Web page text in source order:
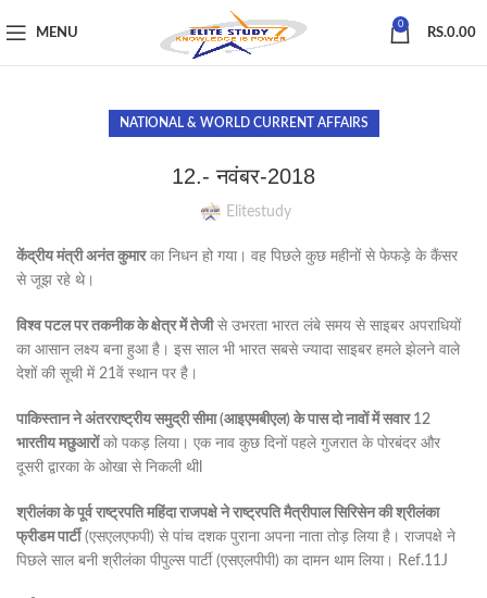
MENU
0
RS.0.00
NATIONAL & WORLD CURRENT AFFAIRS
12.- नवंबर-2018
Elitestudy
केंद्रीय मंत्री अनंत कुमारका निधन हो गया। वह पिछले कुछ महीनों से फेफड़े के कैंसर
से जूझ रहे थे।
विश्व पटल पर तकनीक के क्षेत्र में तेजीसे उभरता भारत लंबे समय से साइबर अपराधियों
का आसान लक्ष्य बना हुआ है। इस साल भी भारत सबसे ज्यादा साइबर हमले झेलने वाले
देशों की सूची में 21वें स्थान पर है।
पाकिस्तान ने अंतरराष्ट्रीय समुद्री सीमा (आइएमबीएल) के पास दो नावों में सवार 12
भारतीय मछुआरोंको पकड़ लिया। एक नाव कुछ दिनों पहले गुजरात के पोरबंदर और
दूसरी द्वारका के ओखा से निकली थीl
श्रीलंका के पूर्व राष्ट्रपति महिंदा राजपक्षे ने राष्ट्रपति मैत्रीपाल सिरिसेन की श्रीलंका
फ्रीडम पार्टी(एसएलएफपी) से पांच दशक पुराना अपना नाता तोड़ लिया है। राजपक्षे ने
पिछले साल बनी श्रीलंका पीपुल्स पार्टी (एसएलपीपी) का दामन थाम लिया। Ref.11J